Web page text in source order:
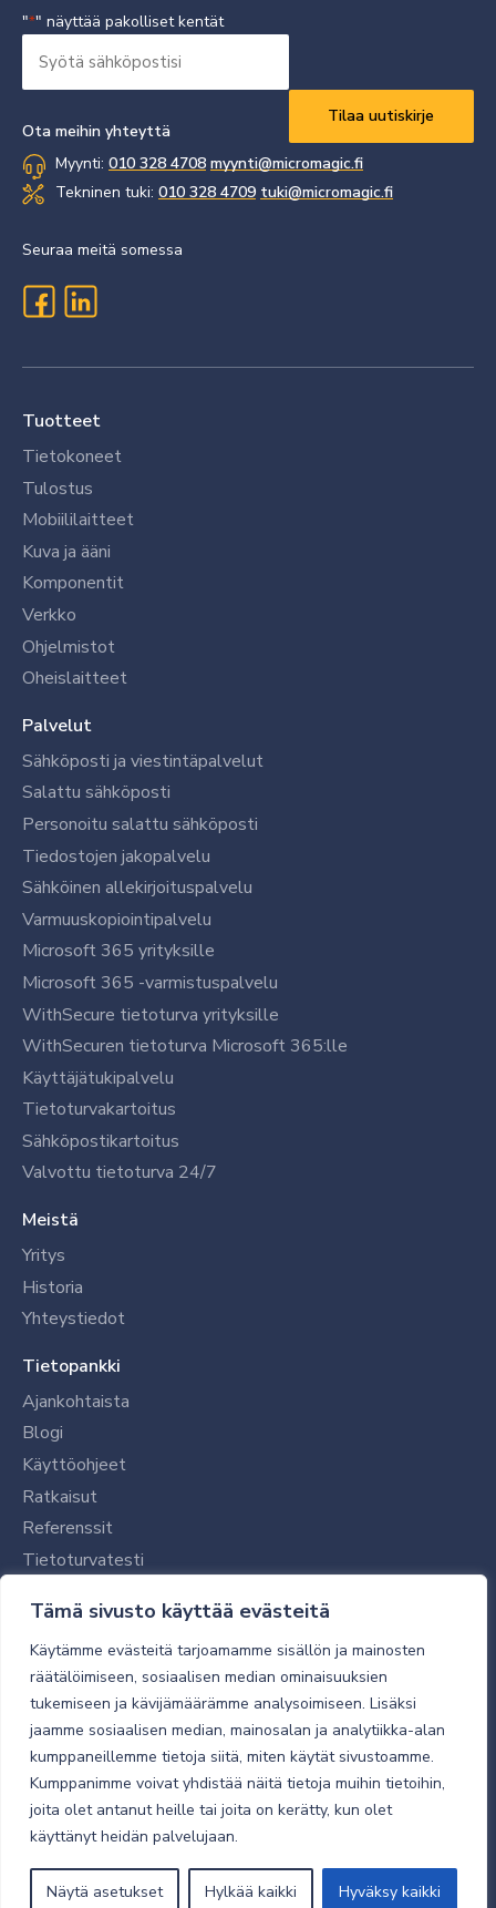
Tämä sivusto käyttää evästeitä
Käytämme evästeitä tarjoamamme sisällön ja mainosten
räätälöimiseen, sosiaalisen median ominaisuuksien
tukemiseen ja kävijämäärämme analysoimiseen. Lisäksi
jaamme sosiaalisen median, mainosalan ja analytiikka-alan
kumppaneillemme tietoja siitä, miten käytät sivustoamme.
Kumppanimme voivat yhdistää näitä tietoja muihin tietoihin,
joita olet antanut heille tai joita on kerätty, kun olet
käyttänyt heidän palvelujaan.
Näytä asetukset Hylkää kaikki Hyväksy kaikki
"*" näyttää pakolliset kentät
sähköpostisi
Ota meihin yhteyttä
Myynti: 010 328 4708 myynti@micromagic.fi
Tekninen tuki: 010 328 4709 tuki@micromagic.fi
Seuraa meitä somessa
Tuotteet
Tietokoneet
Tulostus
Mobiililaitteet
Kuva ja ääni
Komponentit
Verkko
Ohjelmistot
Oheislaitteet
Palvelut
Sähköposti ja viestintäpalvelut
Salattu sähköposti
Personoitu salattu sähköposti
Tiedostojen jakopalvelu
Sähköinen allekirjoituspalvelu
Varmuuskopiointipalvelu
Microsoft 365 yrityksille
Microsoft 365 -varmistuspalvelu
WithSecure tietoturva yrityksille
WithSecuren tietoturva Microsoft 365:lle
Käyttäjätukipalvelu
Tietoturvakartoitus
Sähköpostikartoitus
Valvottu tietoturva 24/7
Meistä
Yritys
Historia
Yhteystiedot
Tietopankki
Ajankohtaista
Blogi
Käyttöohjeet
Ratkaisut
Referenssit
Tietoturvatesti
Tilaajalle
Toimitustavat ja -kulut
Verkkokaupan yleiset ehdot
Toimitusehdot
Tietosuojaseloste
Tietoturva
© 2026 Micro Magic